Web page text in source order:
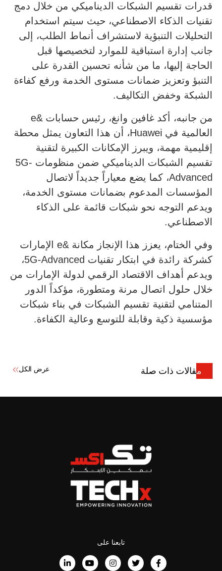
قدرات تقسيم الشبكات الديناميكي من خلال دمج
تقنيات الذكاء الاصطناعي، حيث سيتم استخدام
التحليلات التنبؤية لاستشراف أنماط الطلب، إلى
جانب إدارة استباقية للموارد لتخصيصها قبل
الحاجة إليها، ما من شأنه تحسين القدرة على
التنبؤ وتعزيز ضمانات مستوى الخدمة ورفع كفاءة
الشبكة وخفض التكاليف.
من جانبه، أكد غافين وانغ، رئيس حسابات &e
العالمية في Huawei، أن هذا التعاون يمثل محطة
إقليمية مهمة، ويبرز الإمكانات الكبيرة لتقنية
تقسيم الشبكات الديناميكي ضمن منظومات 5G-
Advanced، كما يضع معياراً جديداً لاتصال
المؤسسات المدعوم بضمانات مستوى الخدمة،
ويدعم التوجه نحو شبكات قائمة على الذكاء
الاصطناعي.
وفي الختام، يعزز هذا الإنجاز مكانة &e الإمارات
كشركة رائدة في ابتكار تقنيات 5G-Advanced،
ويدعم أهداف الاقتصاد الرقمي لدولة الإمارات من
خلال حلول اتصال مرنة ومتطورة، مؤكداً الدور
المتنامي لتقنية تقسيم الشبكات في بناء شبكات
مؤسسية ذكية وقابلة للتوسع وعالية الكفاءة.
مقالات ذات صلة عرض الكل
تابعنا على